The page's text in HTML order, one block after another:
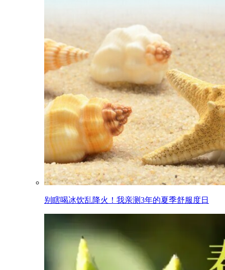
别瞎喝冰饮乱降火！我亲测3年的夏季舒服度日